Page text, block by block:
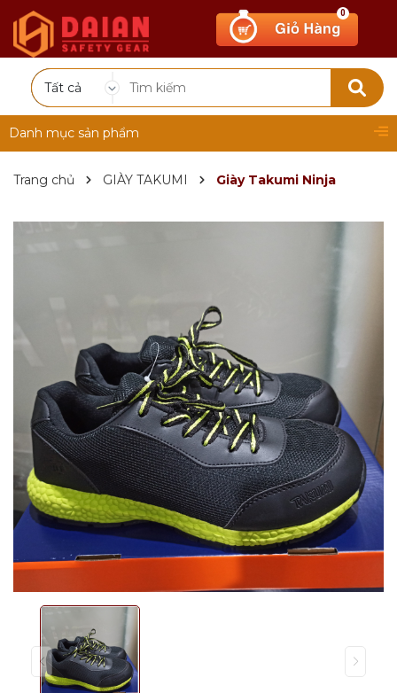
Tất cả
0
Danh mục sản phẩm
Trang chủ GIÀY TAKUMI Giày Takumi Ninja